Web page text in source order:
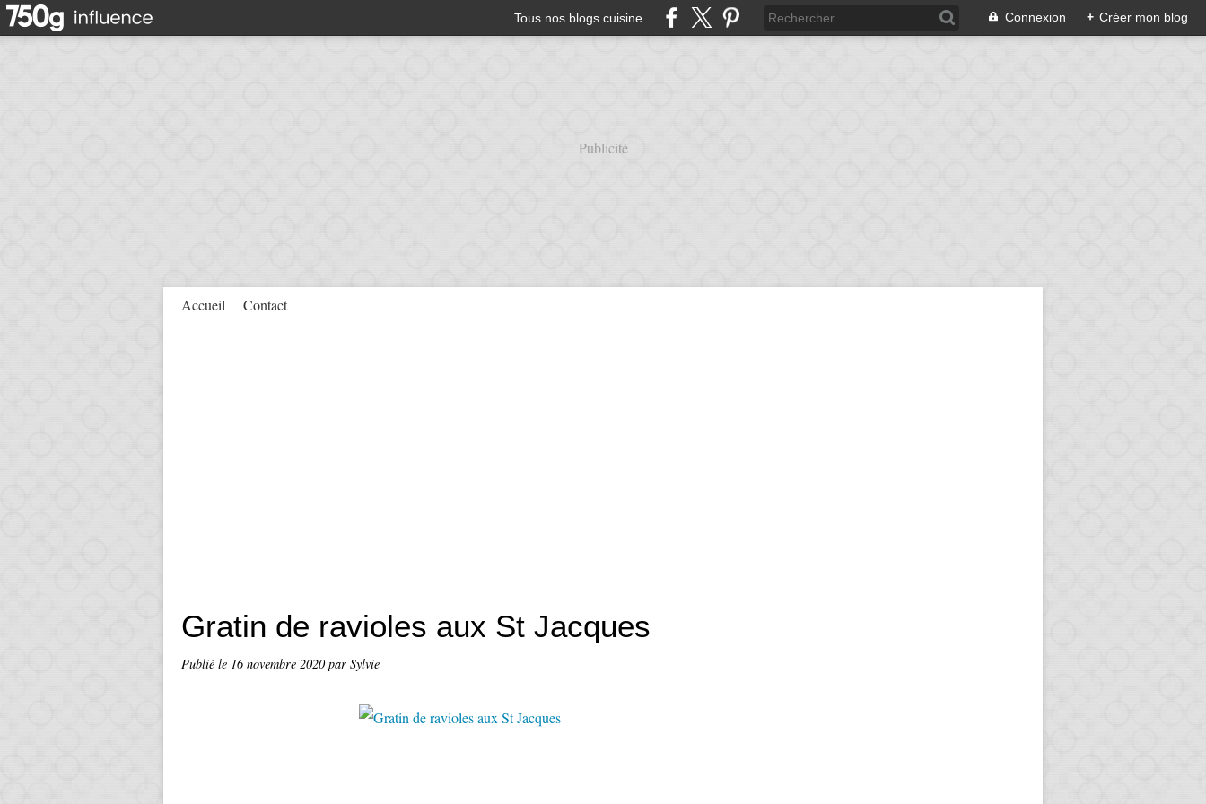
Tous nos blogs cuisine Connexion + Créer mon blog
Publicité
Accueil Contact
Gratin de ravioles aux St Jacques
Publié le 16 novembre 2020par Sylvie